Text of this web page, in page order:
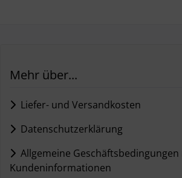
Mehr über...
Liefer- und Versandkosten
Datenschutzerklärung
Allgemeine Geschäftsbedingungen
Kundeninformationen